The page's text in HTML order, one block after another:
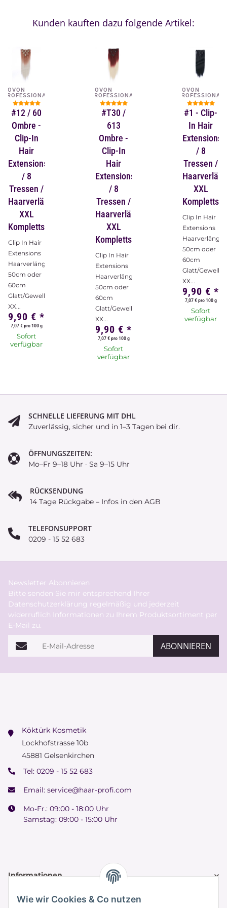
Wie wir Cookies & Co nutzen
Kunden kauften dazu folgende Artikel:
NOVON
PROFESSIONAL
#12 / 60
Ombre -
Clip-In
Hair
Extensions
/ 8
Tressen /
Haarverlängerung
XXL
Komplettset
Clip In Hair
Extensions
Haarverlängerung
50cm oder
60cm
Glatt/Gewellt
XX...
9,90 € *
7,07 € pro 100 g
Sofort
verfügbar
NOVON
PROFESSIONAL
#T30 /
613
Ombre -
Clip-In
Hair
Extensions
/ 8
Tressen /
Haarverlängerung
XXL
Komplettset
Clip In Hair
Extensions
Haarverlängerung
50cm oder
60cm
Glatt/Gewellt
XX...
9,90 € *
7,07 € pro 100 g
Sofort
verfügbar
NOVON
PROFESSIONAL
#1 - Clip-
In Hair
Extensions
/ 8
Tressen /
XXL
Komplettset
Clip In Hair
Extensions
50cm oder
60cm
Glatt/Gewellt
XX...
9,90 € *
7,07 € pro 100 g
Sofort
verfügbar
SCHNELLE LIEFERUNG MIT DHL
Zuverlässig, sicher und in 1–3 Tagen bei dir.
ÖFFNUNGSZEITEN:
Mo–Fr 9–18 Uhr · Sa 9–15 Uhr
RÜCKSENDUNG
14 Tage Rückgabe – Infos in den AGB
TELEFONSUPPORT
0209 - 15 52 683
Newsletter Abonnieren
Bitte senden Sie mir entsprechend Ihrer
Datenschutzerklärung regelmäßig und jederzeit
widerruflich Informationen zu Ihrem Produktsortiment per
E-Mail zu.
E-Mail-Adresse ABONNIEREN
Köktürk Kosmetik
Lockhofstrasse 10b
45881 Gelsenkirchen
Tel: 0209 - 15 52 683
Email: service@haar-profi.com
Mo-Fr.: 09:00 - 18:00 Uhr
Samstag: 09:00 - 15:00 Uhr
Informationen